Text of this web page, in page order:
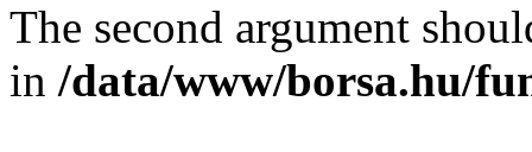
The second argument
in /data/www/borsa.hu/